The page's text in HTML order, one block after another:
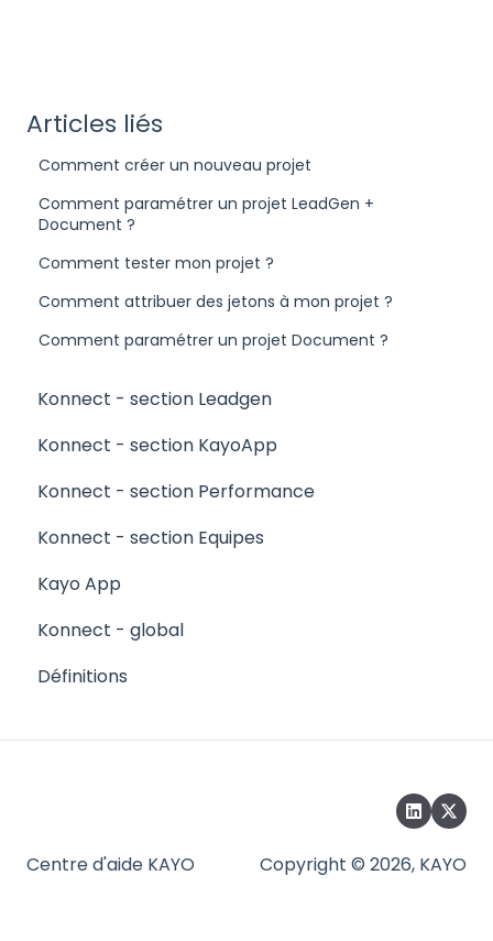
Articles liés
Comment créer un nouveau projet
Comment paramétrer un projet LeadGen +
Document ?
Comment tester mon projet ?
Comment attribuer des jetons à mon projet ?
Comment paramétrer un projet Document ?
Konnect - section Leadgen
Konnect - section KayoApp
Konnect - section Performance
Konnect - section Equipes
Kayo App
Konnect - global
Définitions
Centre d'aide KAYO Copyright © 2026, KAYO